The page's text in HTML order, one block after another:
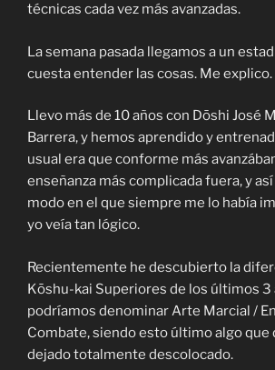
técnicas cada vez más avanzadas.
La semana pasada llegamos a un
cuesta entender las cosas. Me explico.
Llevo más de 10 años con Dōshi José
Barrera, y hemos aprendido y
usual era que conforme más
enseñanza más complicada fuera, y así
modo en el que siempre me lo había
yo veía tan lógico.
Recientemente he descubierto la
Kōshu-kai Superiores de los últimos 3
podríamos denominar Arte Marcial /
Combate, siendo esto último algo que
dejado totalmente descolocado.